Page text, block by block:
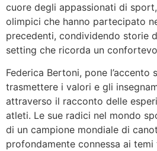
cuore degli appassionati di
olimpici che hanno partecipato
precedenti, condividendo storie
setting che ricorda un
Federica Bertoni, pone l’accento
trasmettere i valori e gli
attraverso il racconto delle
atleti. Le sue radici nel mondo
di un campione mondiale di
profondamente connessa ai